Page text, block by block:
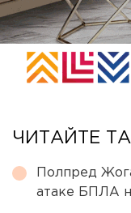
ЧИТАЙТЕ
Полпред
атаке БПЛА